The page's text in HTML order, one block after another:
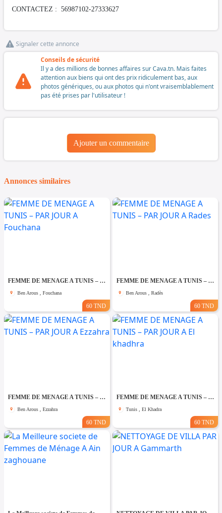
CONTACTEZ : 56987102-27333627
Signaler cette annonce
Conseils de sécurité
Il y a des millions de bonnes affaires sur Cava.tn. Mais faites
attention aux biens qui ont des prix ridiculement bas, aux
photos génériques, ou aux photos qui n'ont vraisemblablement
pas été prises par l'utilisateur !
Ajouter un commentaire
Annonces similaires
FEMME DE MENAGE A TUNIS – PAR JOUR A Fouchana
Ben Arous , Fouchana
60 TND
FEMME DE MENAGE A TUNIS – PAR JOUR A Rades
Ben Arous , Radès
60 TND
FEMME DE MENAGE A TUNIS – PAR JOUR A Ezzahra
Ben Arous , Ezzahra
60 TND
FEMME DE MENAGE A TUNIS – PAR JOUR A El khadhra
Tunis , El Khadra
60 TND